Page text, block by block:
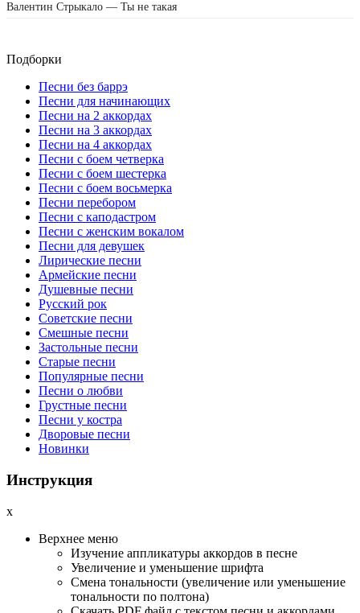
Валентин Стрыкало — Ты не такая
Подборки
Песни без баррэ
Песни для начинающих
Песни на 2 аккордах
Песни на 3 аккордах
Песни на 4 аккордах
Песни с боем четверка
Песни с боем шестерка
Песни с боем восьмерка
Песни перебором
Песни с каподастром
Песни с женским вокалом
Песни для девушек
Лирические песни
Армейские песни
Душевные песни
Русский рок
Советские песни
Смешные песни
Застольные песни
Старые песни
Популярные песни
Песни о любви
Грустные песни
Песни у костра
Дворовые песни
Новинки
Инструкция
x
Верхнее меню
Изучение аппликатуры аккордов в песне
Увеличение и уменьшение шрифта
Смена тональности (увеличение или уменьшение
тональности по полтона)